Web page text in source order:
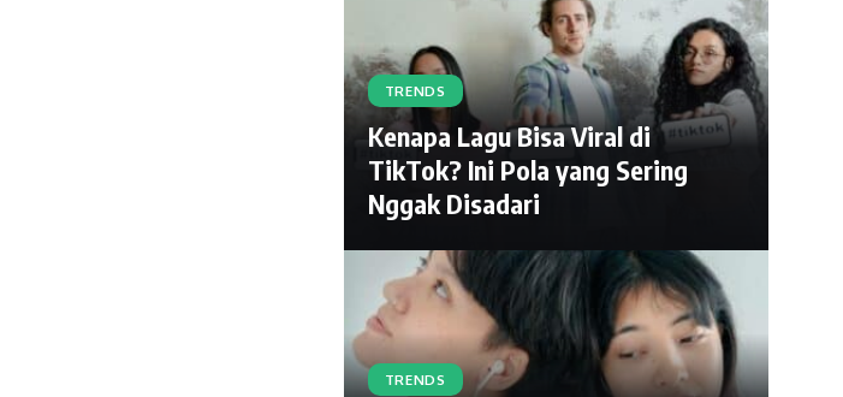
TRENDS
Kenapa Lagu Bisa Viral di
TikTok? Ini Pola yang Sering
Nggak Disadari
TRENDS